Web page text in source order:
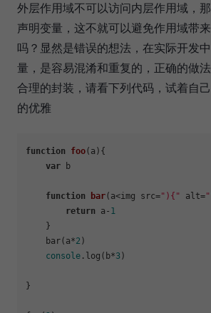
外层作用域不可以访问内层作用域，
声明变量，这不就可以避免作用域带
吗？显然是错误的想法，在实际开发
量，是容易混淆和重复的，正确的做
合理的封装，请看下列代码，试着自
的优雅
function foo( a ){
var b
function bar( a<img src="){" alt=
return a- 1
    }
    bar(a*
2 )
console .log(b*3 )
}